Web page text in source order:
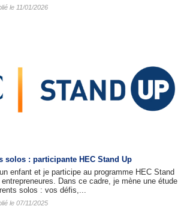
le 11/01/2026
solos : participante HEC Stand Up
enfant et je participe au programme HEC Stand
Dans ce cadre, je mène une étude
solos : vos défis,...
le 07/11/2025